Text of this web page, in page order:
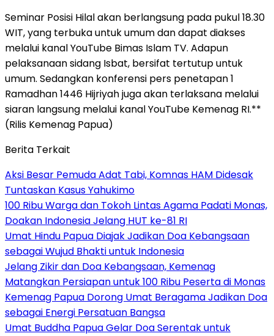
Seminar Posisi Hilal akan berlangsung pada pukul 18.30
WIT, yang terbuka untuk umum dan dapat diakses
melalui kanal YouTube Bimas Islam TV. Adapun
pelaksanaan sidang Isbat, bersifat tertutup untuk
umum. Sedangkan konferensi pers penetapan 1
Ramadhan 1446 Hijriyah juga akan terlaksana melalui
siaran langsung melalui kanal YouTube Kemenag RI.**
(Rilis Kemenag Papua)
Berita Terkait
Aksi Besar Pemuda Adat Tabi, Komnas HAM Didesak
Tuntaskan Kasus Yahukimo
100 Ribu Warga dan Tokoh Lintas Agama Padati Monas,
Doakan Indonesia Jelang HUT ke-81 RI
Umat Hindu Papua Diajak Jadikan Doa Kebangsaan
sebagai Wujud Bhakti untuk Indonesia
Jelang Zikir dan Doa Kebangsaan, Kemenag
Matangkan Persiapan untuk 100 Ribu Peserta di Monas
Kemenag Papua Dorong Umat Beragama Jadikan Doa
sebagai Energi Persatuan Bangsa
Umat Buddha Papua Gelar Doa Serentak untuk